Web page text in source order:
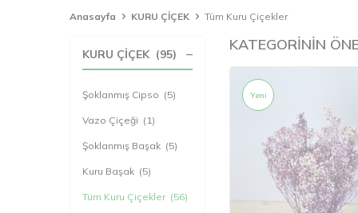
Anasayfa KURU ÇİÇEK Tüm Kuru Çiçekler
KURU ÇİÇEK(95)
Şoklanmış Cipso (5)
Vazo Çiçeği (1)
Şoklanmış Başak (5)
Kuru Başak (5)
Tüm Kuru Çiçekler(56)
KATEGORİNİN
Yeni